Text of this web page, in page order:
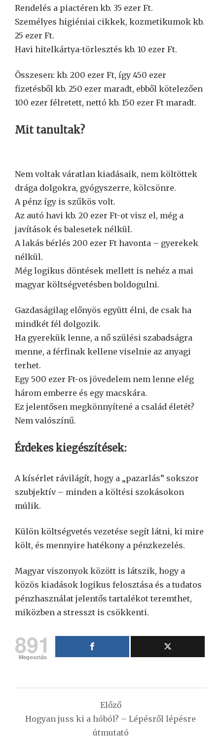
Rendelés a piactéren kb. 35 ezer Ft.
Személyes higiéniai cikkek, kozmetikumok kb.
25 ezer Ft.
Havi hitelkártya-törlesztés kb. 10 ezer Ft.
Összesen: kb. 200 ezer Ft, így 450 ezer
fizetésből kb. 250 ezer maradt, ebből kötelezően
100 ezer félretett, nettó kb. 150 ezer Ft maradt.
Mit tanultak?
Nem voltak váratlan kiadásaik, nem költöttek
drága dolgokra, gyógyszerre, kölcsönre.
A pénz így is szűkös volt.
Az autó havi kb. 20 ezer Ft-ot visz el, még a
javítások és balesetek nélkül.
A lakás bérlés 200 ezer Ft havonta – gyerekek
nélkül.
Még logikus döntések mellett is nehéz a mai
magyar költségvetésben boldogulni.
Gazdaságilag előnyös együtt élni, de csak ha
mindkét fél dolgozik.
Ha gyerekük lenne, a nő szülési szabadságra
menne, a férfinak kellene viselnie az anyagi
terhet.
Egy 500 ezer Ft-os jövedelem nem lenne elég
három emberre és egy macskára.
Ez jelentősen megkönnyítené a család életét?
Nem valószínű.
Érdekes kiegészítések:
A kísérlet rávilágít, hogy a „pazarlás” sokszor
szubjektív – minden a költési szokásokon
múlik.
Külön költségvetés vezetése segít látni, ki mire
költ, és mennyire hatékony a pénzkezelés.
Magyar viszonyok között is látszik, hogy a
közös kiadások logikus felosztása és a tudatos
pénzhasználat jelentős tartalékot teremthet,
miközben a stresszt is csökkenti.
891
Megosztás
navigáció
Előző
Hogyan juss ki a hóból? – Lépésről lépésre
útmutató